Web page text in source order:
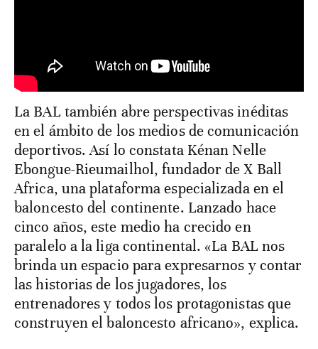
La BAL también abre perspectivas inéditas
en el ámbito de los medios de comunicación
deportivos. Así lo constata Kénan Nelle
Ebongue-Rieumailhol, fundador de X Ball
Africa, una plataforma especializada en el
baloncesto del continente. Lanzado hace
cinco años, este medio ha crecido en
paralelo a la liga continental. «La BAL nos
brinda un espacio para expresarnos y contar
las historias de los jugadores, los
entrenadores y todos los protagonistas que
construyen el baloncesto africano», explica.